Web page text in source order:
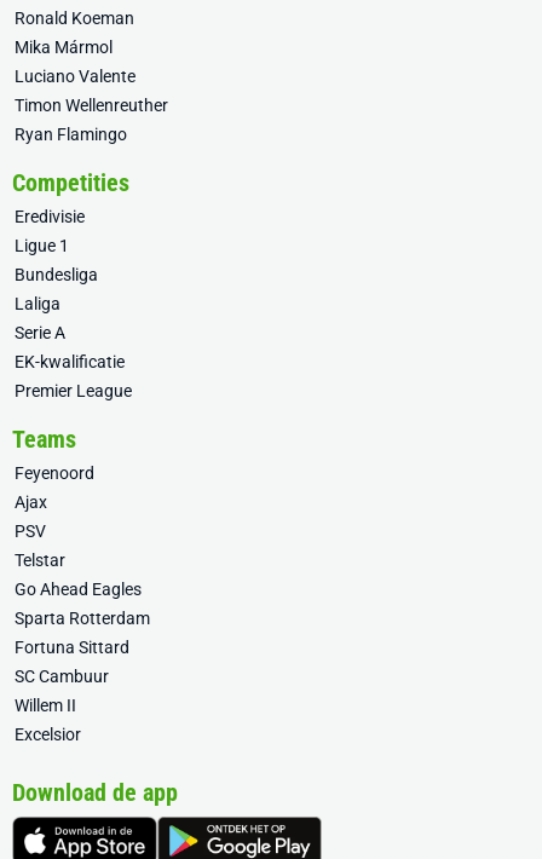
Ronald Koeman
Mika Mármol
Luciano Valente
Timon Wellenreuther
Ryan Flamingo
Competities
Eredivisie
Ligue 1
Bundesliga
Laliga
Serie A
EK-kwalificatie
Premier League
Teams
Feyenoord
Ajax
PSV
Telstar
Go Ahead Eagles
Sparta Rotterdam
Fortuna Sittard
SC Cambuur
Willem II
Excelsior
Download de app